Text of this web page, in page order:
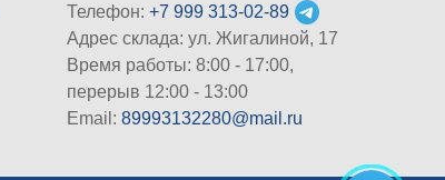
Телефон:+7 999 313-02-89
Адрес склада: ул. Жигалиной, 17
Время работы: 8:00 - 17:00,
перерыв 12:00 - 13:00
Email:89993132280@mail.ru